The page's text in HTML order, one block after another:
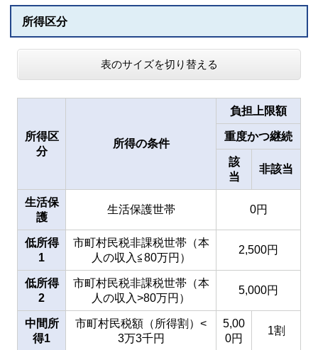
所得区分
表のサイズを切り替える
所得区
分
所得の条件
負担上限額
重度かつ継続
該
当
非該当
生活保
護
生活保護世帯 0円
低所得
1
市町村民税非課税世帯（本
人の収入≦80万円）
2,500円
低所得
2
市町村民税非課税世帯（本
人の収入>80万円）
5,000円
中間所
得1
市町村民税額（所得割）<
3万3千円
5,00
0円
1割